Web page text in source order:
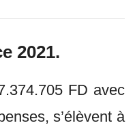
2021.
FD avec
s’élèvent à